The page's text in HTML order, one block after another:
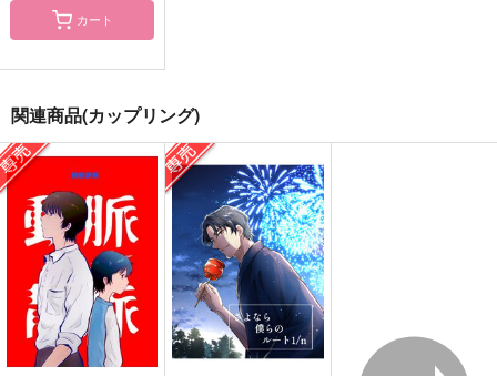
カート
関連商品(カップリング)